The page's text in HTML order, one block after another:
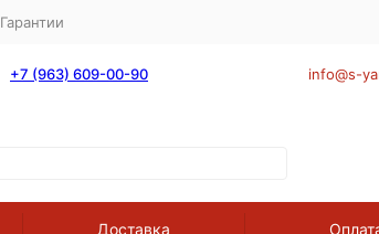
Гарантии
+7 (963) 609-00-90 info@s-
Доставка